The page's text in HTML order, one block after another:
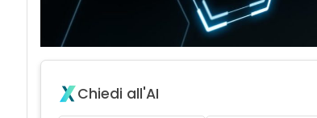
Chiedi all'AI